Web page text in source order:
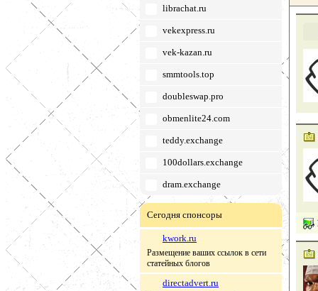
librachat.ru
vekexpress.ru
vek-kazan.ru
smmtools.top
doubleswap.pro
obmenlite24.com
teddy.exchange
100dollars.exchange
dram.exchange
Сегодня спонсоры
kwork.ru
Размещение ваших ссылок в сети
статейных блогов
directadvert.ru